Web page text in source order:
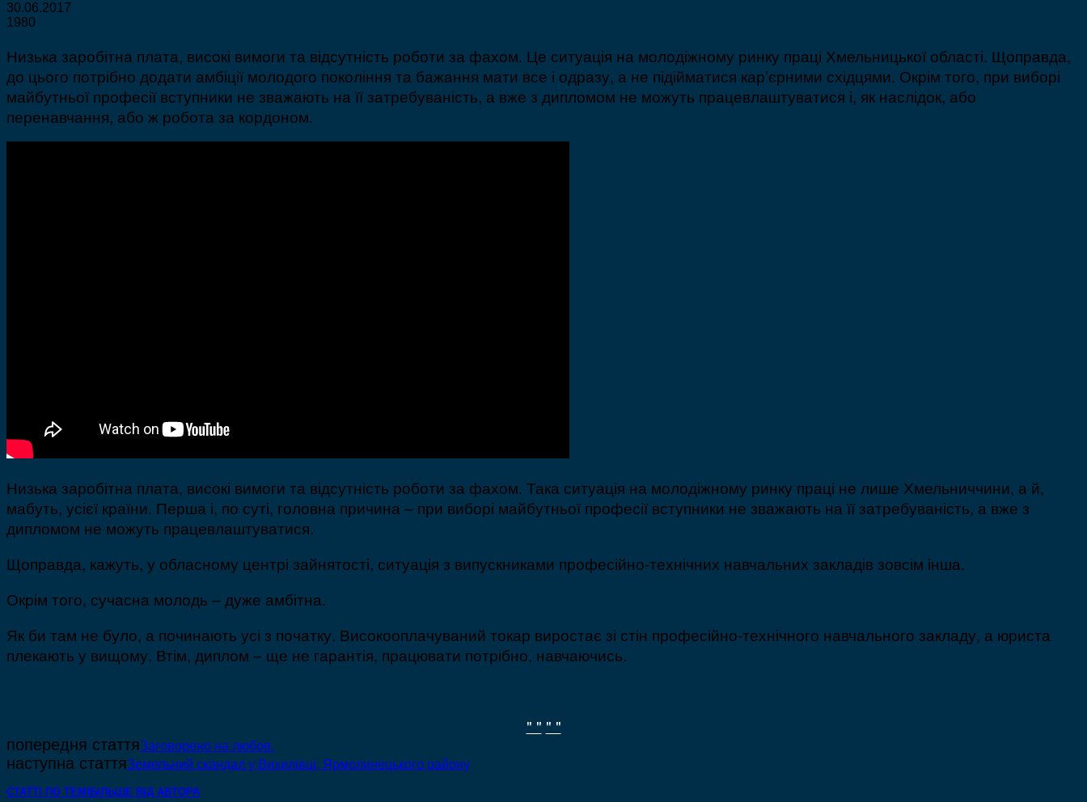
30.06.2017
1980
Низька заробітна плата, високі вимоги та відсутність роботи за фахом. Це ситуація на молодіжному ринку праці Хмельницької області. Щоправда,
до цього потрібно додати амбіції молодого покоління та бажання мати все і одразу, а не підійматися кар’єрними східцями. Окрім того, при виборі
майбутньої професії вступники не зважають на її затребуваність, а вже з дипломом не можуть працевлаштуватися і, як наслідок, або
перенавчання, або ж робота за кордоном.
Низька заробітна плата, високі вимоги та відсутність роботи за фахом. Така ситуація на молодіжному ринку праці не лише Хмельниччини, а й,
мабуть, усієї країни. Перша і, по суті, головна причина – при виборі майбутньої професії вступники не зважають на її затребуваність, а вже з
дипломом не можуть працевлаштуватися.
Щоправда, кажуть, у обласному центрі зайнятості, ситуація з випускниками професійно-технічних навчальних закладів зовсім інша.
Окрім того, сучасна молодь – дуже амбітна.
Як би там не було, а починають усі з початку. Високооплачуваний токар виростає зі стін професійно-технічного навчального закладу, а юриста
плекають у вищому. Втім, диплом – ще не гарантія, працювати потрібно, навчаючись.
" " " "
попередня статтяЗаговорено на любов.
наступна статтяЗемельний скандал у Вихилівці, Ярмолинецького району
СТАТТІ ПО ТЕМІ БІЛЬШЕ ВІД АВТОРА